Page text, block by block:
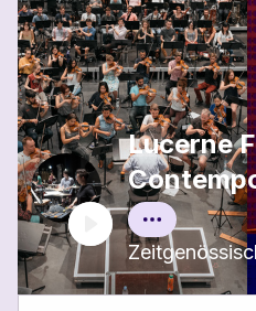
Lucerne
(LFCO)